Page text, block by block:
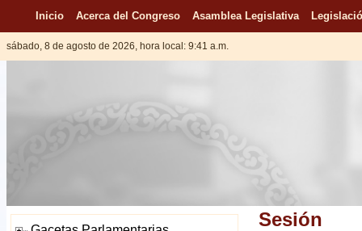
Inicio Acerca del Congreso Asamblea Legislativa
sábado, 8 de agosto de 2026, hora local: 9:41 a.m.
Sesión